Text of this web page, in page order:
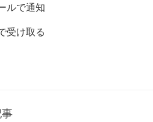
ルで通知
受け取る